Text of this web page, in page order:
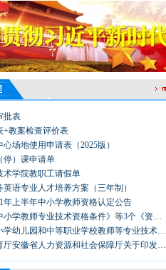
批表
+教案检查评价表
心场地使用申请表（2025版）
停）课申请单
术学院教职工请假单
英语专业人才培养方案（三年制）
年上半年中小学教师资格认定公告
小学教师专业技术资格条件》等3个《资…
学幼儿园和中等职业学校教师等专业技术…
厅安徽省人力资源和社会保障厅关于印发…